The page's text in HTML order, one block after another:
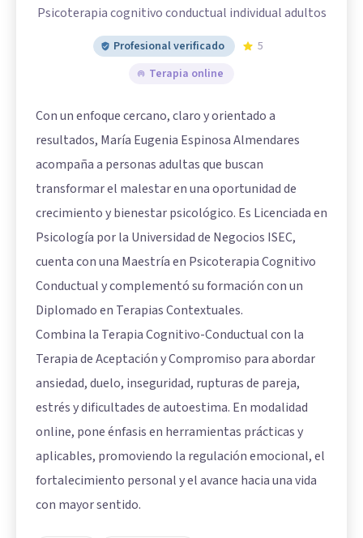
Psicoterapia cognitivo conductual individual adultos
Profesional verificado
5
Terapia online
Con un enfoque cercano, claro y orientado a
resultados, María Eugenia Espinosa Almendares
acompaña a personas adultas que buscan
transformar el malestar en una oportunidad de
crecimiento y bienestar psicológico. Es Licenciada en
Psicología por la Universidad de Negocios ISEC,
cuenta con una Maestría en Psicoterapia Cognitivo
Conductual y complementó su formación con un
Diplomado en Terapias Contextuales.
Combina la Terapia Cognitivo-Conductual con la
Terapia de Aceptación y Compromiso para abordar
ansiedad, duelo, inseguridad, rupturas de pareja,
estrés y dificultades de autoestima. En modalidad
online, pone énfasis en herramientas prácticas y
aplicables, promoviendo la regulación emocional, el
fortalecimiento personal y el avance hacia una vida
con mayor sentido.